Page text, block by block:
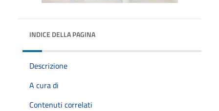
INDICE DELLA PAGINA
Descrizione
A cura di
Contenuti correlati